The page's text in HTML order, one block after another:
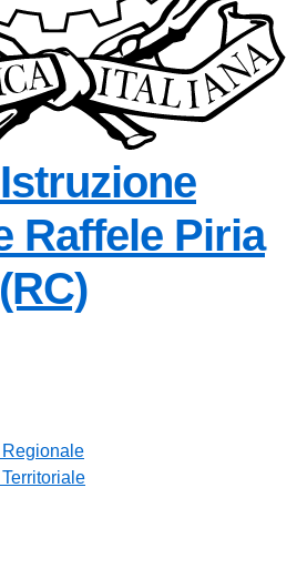
Raffele Piria
— Visita la